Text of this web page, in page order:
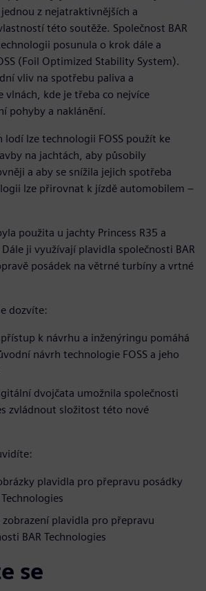
z nejatraktivnějších a
této soutěže. Společnost BAR
posunula o krok dále a
(Foil Optimized Stability System).
vliv na spotřebu paliva a
vlnách, kde je třeba co nejvíce
pohyby a naklánění.
lodí lze technologii FOSS použít ke
na jachtách, aby působily
a aby se snížila jejich spotřeba
lze přirovnat k jízdě automobilem –
použita u jachty Princess R35 a
ji využívají plavidla společnosti BAR
posádek na větrné turbíny a vrtné
dozvíte:
k návrhu a inženýringu pomáhá
návrh technologie FOSS a jeho
dvojčata umožnila společnosti
zvládnout složitost této nové
plavidla pro přepravu posádky
zobrazení plavidla pro přepravu
BAR Technologies
se